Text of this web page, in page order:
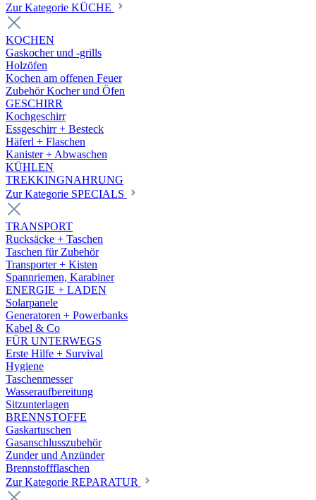
Zur Kategorie KÜCHE
KOCHEN
Gaskocher und -grills
Holzöfen
Kochen am offenen Feuer
Zubehör Kocher und Öfen
GESCHIRR
Kochgeschirr
Essgeschirr + Besteck
Häferl + Flaschen
Kanister + Abwaschen
KÜHLEN
TREKKINGNAHRUNG
Zur Kategorie SPECIALS
TRANSPORT
Rucksäcke + Taschen
Taschen für Zubehör
Transporter + Kisten
Spannriemen, Karabiner
ENERGIE + LADEN
Solarpanele
Generatoren + Powerbanks
Kabel & Co
FÜR UNTERWEGS
Erste Hilfe + Survival
Hygiene
Taschenmesser
Wasseraufbereitung
Sitzunterlagen
BRENNSTOFFE
Gaskartuschen
Gasanschlusszubehör
Zunder und Anzünder
Brennstoffflaschen
Zur Kategorie REPARATUR